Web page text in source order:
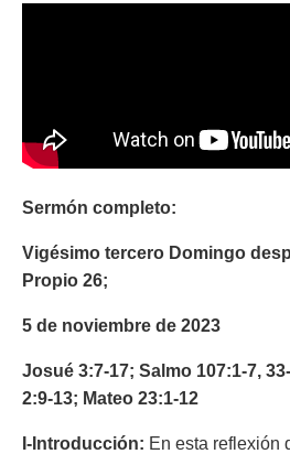
Sermón completo:
Vigésimo tercero Domingo
Propio 26;
5 de noviembre de 2023
Josué 3:7-17; Salmo 107:1-7,
2:9-13; Mateo 23:1-12
I-Introducción: En esta reflexión